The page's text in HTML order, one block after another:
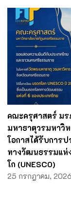
คณะครุศาสตร์ ม
มหาธาตุวรมหาวิ
โอกาสได้รับการ
ทางวัฒนธรรมแห่
โก (UNESCO)
25 กรกฎาคม, 2026